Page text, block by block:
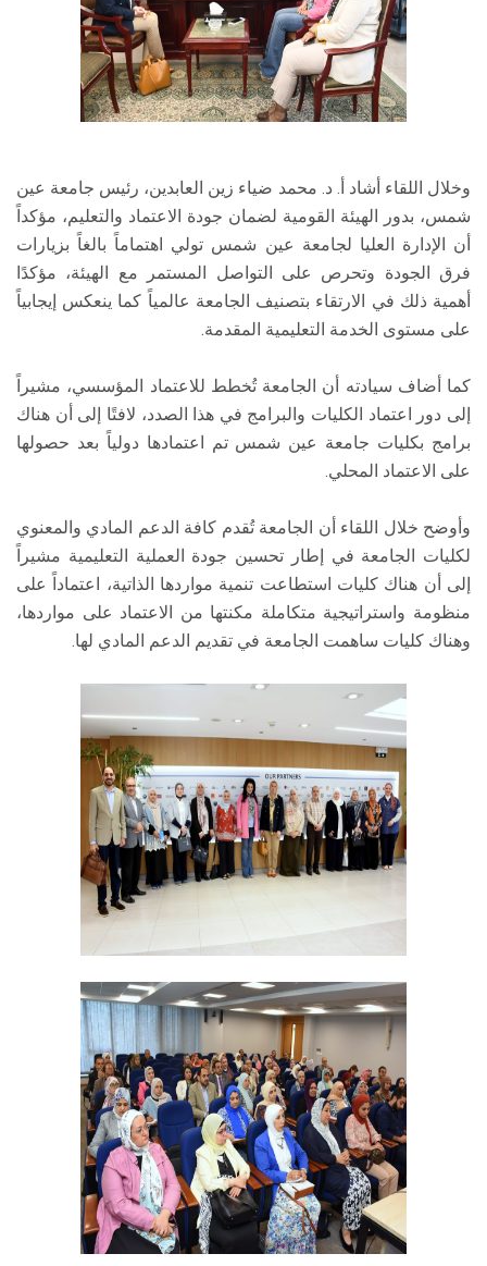
وخلال اللقاء أشاد أ. د. محمد ضياء زين العابدين، رئيس جامعة عين
شمس، بدور الهيئة القومية لضمان جودة الاعتماد والتعليم، مؤكداً
أن الإدارة العليا لجامعة عين شمس تولي اهتماماً بالغاً بزيارات
فرق الجودة وتحرص على التواصل المستمر مع الهيئة، مؤكدًا
أهمية ذلك في الارتقاء بتصنيف الجامعة عالمياً كما ينعكس إيجابياً
على مستوى الخدمة التعليمية المقدمة.
كما أضاف سيادته أن الجامعة تُخطط للاعتماد المؤسسي، مشيراً
إلى دور اعتماد الكليات والبرامج في هذا الصدد، لافتًا إلى أن هناك
برامج بكليات جامعة عين شمس تم اعتمادها دولياً بعد حصولها
على الاعتماد المحلي.
وأوضح خلال اللقاء أن الجامعة تُقدم كافة الدعم المادي والمعنوي
لكليات الجامعة في إطار تحسين جودة العملية التعليمية مشيراً
إلى أن هناك كليات استطاعت تنمية مواردها الذاتية، اعتماداً على
منظومة واستراتيجية متكاملة مكنتها من الاعتماد على مواردها،
وهناك كليات ساهمت الجامعة في تقديم الدعم المادي لها.